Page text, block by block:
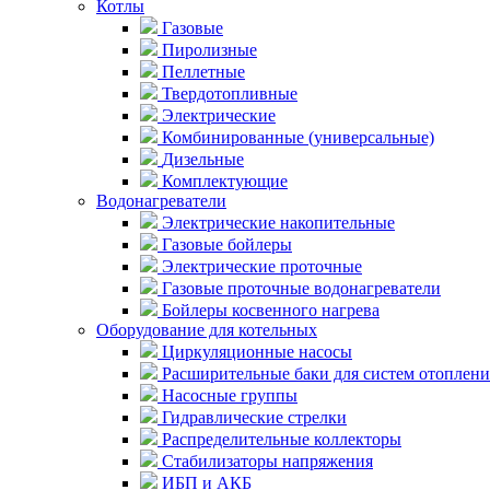
Котлы
Газовые
Пиролизные
Пеллетные
Твердотопливные
Электрические
Комбинированные (универсальные)
Дизельные
Комплектующие
Водонагреватели
Электрические накопительные
Газовые бойлеры
Электрические проточные
Газовые проточные водонагреватели
Бойлеры косвенного нагрева
Оборудование для котельных
Циркуляционные насосы
Расширительные баки для систем
Насосные группы
Гидравлические стрелки
Распределительные коллекторы
Стабилизаторы напряжения
ИБП и АКБ